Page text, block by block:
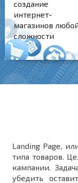
создание
интернет-
магазинов
сложности
Landing Page,
типа товаров.
кампании.
убедить